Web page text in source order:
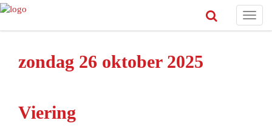
zondag 26 oktober 2025
Viering